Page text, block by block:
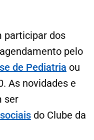
participar dos
pelo
de Pediatria ou
As novidades e
ser
do Clube da